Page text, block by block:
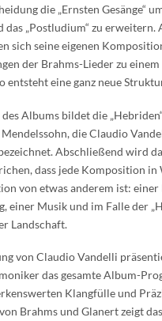
die „Ernsten Gesänge“
das „Postludium“ zu erweitern.
sich seine eigenen
der Brahms-Lieder zu einem
entsteht eine ganz neue
Albums bildet die
die Claudio
Abschließend wird
dass jede Komposition in
von etwas anderem ist: einer
einer Musik und im Falle der
Landschaft.
von Claudio Vandelli
das gesamte Album-
Klangfülle und
Brahms und Glanert zeigt